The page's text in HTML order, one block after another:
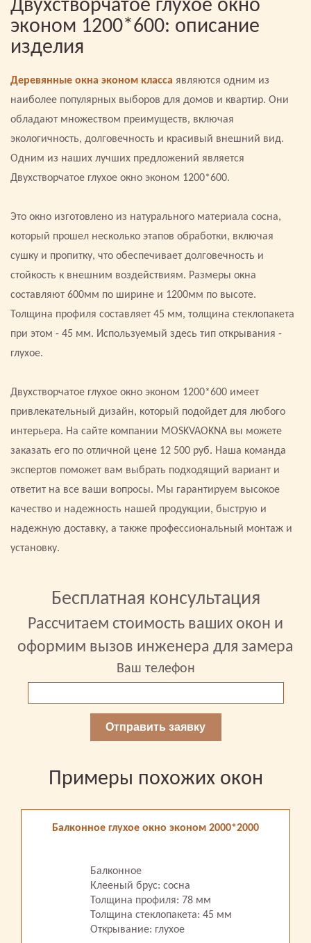
Двухстворчатое глухое окно
эконом 1200*600: описание
изделия
Деревянные окна эконом класса являются одним из
наиболее популярных выборов для домов и квартир. Они
обладают множеством преимуществ, включая
экологичность, долговечность и красивый внешний вид.
Одним из наших лучших предложений является
Двухстворчатое глухое окно эконом 1200*600.
Это окно изготовлено из натурального материала сосна,
который прошел несколько этапов обработки, включая
сушку и пропитку, что обеспечивает долговечность и
стойкость к внешним воздействиям. Размеры окна
составляют 600мм по ширине и 1200мм по высоте.
Толщина профиля составляет 45 мм, толщина стеклопакета
при этом - 45 мм. Используемый здесь тип открывания -
глухое.
Двухстворчатое глухое окно эконом 1200*600 имеет
привлекательный дизайн, который подойдет для любого
интерьера. На сайте компании MOSKVAOKNA вы можете
заказать его по отличной цене 12 500 руб. Наша команда
экспертов поможет вам выбрать подходящий вариант и
ответит на все ваши вопросы. Мы гарантируем высокое
качество и надежность нашей продукции, быструю и
надежную доставку, а также профессиональный монтаж и
установку.
Бесплатная консультация
Рассчитаем стоимость ваших окон и
оформим вызов инженера для замера
Ваш телефон
Отправить заявку
Примеры похожих окон
Балконное глухое окно эконом 2000*2000
Балконное
Клееный брус: сосна
Толщина профиля: 78 мм
Толщина стеклопакета: 45 мм
Открывание: глухое